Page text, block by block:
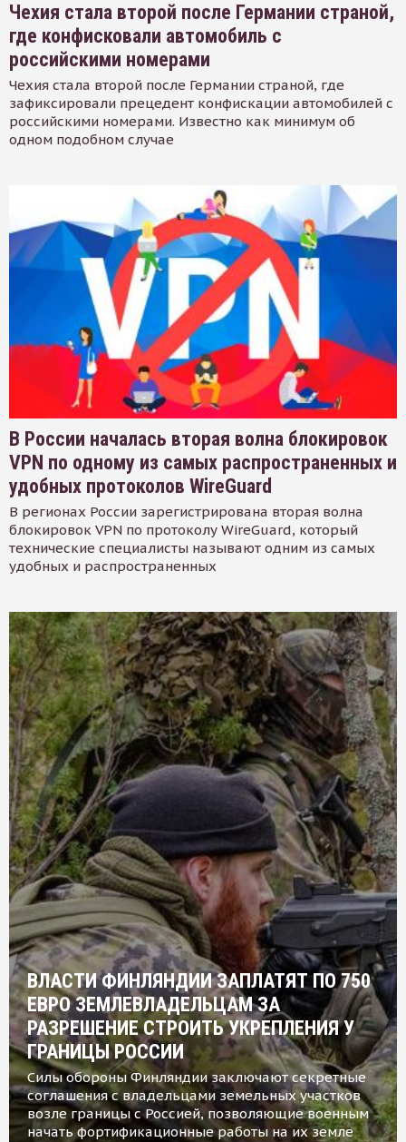
Чехия стала второй после Германии страной,
где конфисковали автомобиль с
российскими номерами
Чехия стала второй после Германии страной, где
зафиксировали прецедент конфискации автомобилей с
российскими номерами. Известно как минимум об
одном подобном случае
В России началась вторая волна блокировок
VPN по одному из самых распространенных и
удобных протоколов WireGuard
В регионах России зарегистрирована вторая волна
блокировок VPN по протоколу WireGuard, который
технические специалисты называют одним из самых
удобных и распространенных
ВЛАСТИ ФИНЛЯНДИИ ЗАПЛАТЯТ ПО 750
ЕВРО ЗЕМЛЕВЛАДЕЛЬЦАМ ЗА
РАЗРЕШЕНИЕ СТРОИТЬ УКРЕПЛЕНИЯ У
ГРАНИЦЫ РОССИИ
Силы обороны Финляндии заключают секретные
соглашения с владельцами земельных участков
возле границы с Россией, позволяющие военным
начать фортификационные работы на их земле